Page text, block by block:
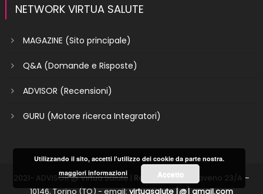
NETWORK VIRTUA SALUTE
MAGAZINE (Sito principale)
Q&A (Domande e Risposte)
ADVISOR (Recensioni)
GURU (Motore ricerca Integratori)
2021- ADVISOR @ Virtua Salute | Redazione: Via Baveno 23/A –
10146, Torino (TO) - email:virtuasalute [@] gmail.com
Utilizzando il sito, accetti l'utilizzo dei cookie da parte nostra.
maggiori informazioni
Accetto